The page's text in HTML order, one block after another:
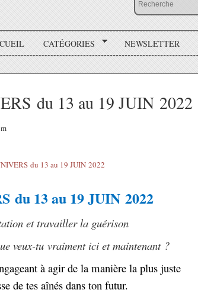
CATÉGORIES NEWSLETTER
du 13 au 19 JUIN 2022
du 13 au 19 JUIN 2022
et travailler la guérison
veux-tu vraiment ici et maintenant ?
à agir de la manière la plus juste
de tes aînés dans ton futur.